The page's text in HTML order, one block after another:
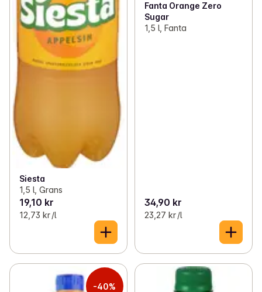
Siesta
1,5 l, Grans
19,10 kr
12,73 kr /l
Fanta Orange Zero
Sugar
1,5 l, Fanta
34,90 kr
23,27 kr /l
-40%